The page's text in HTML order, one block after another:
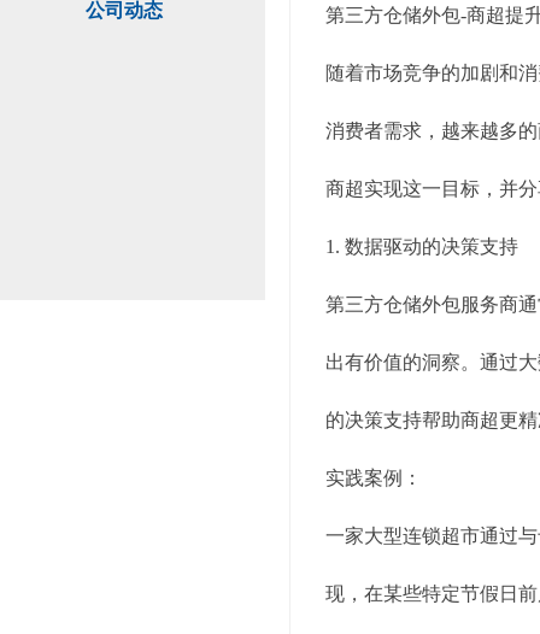
公司动态 第三方仓储外包-商超提
随着市场竞争的加剧和
消费者需求，越来越多
商超实现这一目标，并
1. 数据驱动的决策支持
第三方仓储外包服务商
出有价值的洞察。通过
的决策支持帮助商超更
实践案例：
一家大型连锁超市通过
现，在某些特定节假日